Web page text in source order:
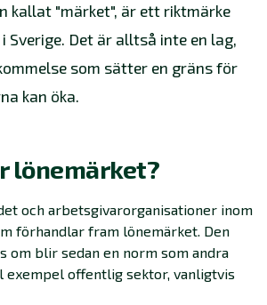
kallat "märket", är ett riktmärke
Sverige. Det är alltså inte en lag,
som sätter en gräns för
kan öka.
lönemärket?
och arbetsgivarorganisationer inom
förhandlar fram lönemärket. Den
om blir sedan en norm som andra
exempel offentlig sektor, vanligtvis